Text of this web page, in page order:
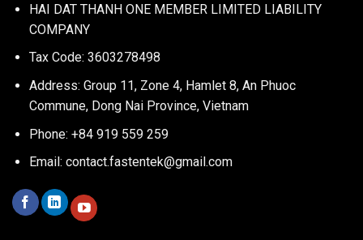
HAI DAT THANH ONE MEMBER LIMITED LIABILITY
COMPANY
Tax Code: 3603278498
Address: Group 11, Zone 4, Hamlet 8, An Phuoc
Commune, Dong Nai Province, Vietnam
Phone: +84 919 559 259
Email: contact.fastentek@gmail.com